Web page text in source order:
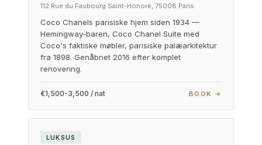
112 Rue du Faubourg Saint-Honoré, 75008 Paris
Coco Chanels parisiske hjem siden 1934 —
Hemingway-baren, Coco Chanel Suite med
Coco's faktiske møbler, parisiske palæarkitektur
fra 1898. Genåbnet 2016 efter komplet
renovering.
€1,500-3,500 / nat BOOK →
LUKSUS